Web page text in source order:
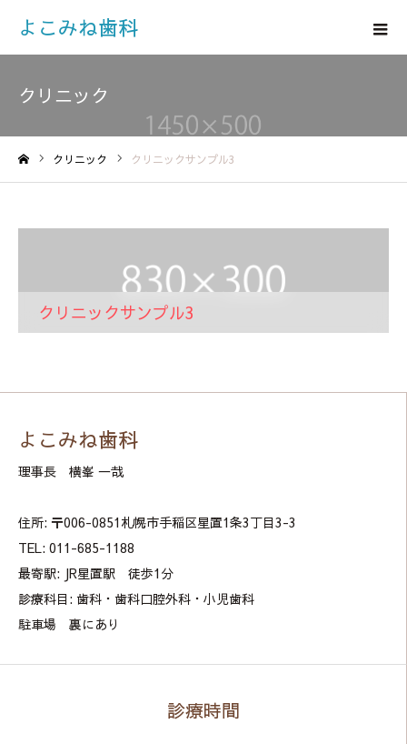
よこみね歯科
クリニック
クリニック クリニックサンプル3
クリニックサンプル3
よこみね歯科
理事長 横峯 一哉
住所: 〒006-0851札幌市手稲区星置1条3丁目3-3
TEL: 011-685-1188
最寄駅: JR星置駅 徒歩1分
診療科目: 歯科・歯科口腔外科・小児歯科
駐車場 裏にあり
診療時間